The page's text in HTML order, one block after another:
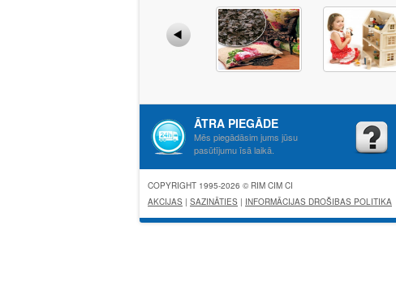
ĀTRA PIEGĀDE
Mēs piegādāsim jums jūsu
pasūtījumu īsā laikā.
COPYRIGHT 1995-2026 © RIM CIM CI
AKCIJAS | SAZINĀTIES | INFORMĀCIJAS DROŠIBAS POLITIKA